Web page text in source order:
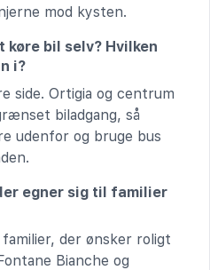
mod kysten.
køre bil selv? Hvilken
i?
side. Ortigia og centrum
biladgang, så
udenfor og bruge bus
egner sig til familier
der ønsker roligt
Bianche og